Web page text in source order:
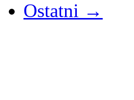
Ostatni →